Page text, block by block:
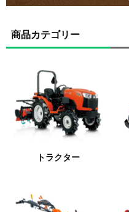
商品カテゴリー
トラクター